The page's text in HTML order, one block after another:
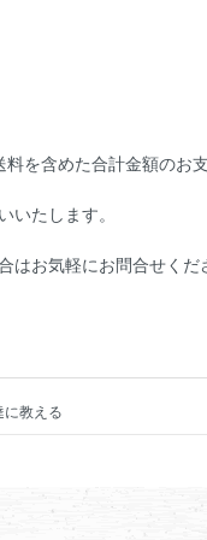
を含めた合計金額のお
いたします。
お気軽にお問合せくだ
に教える